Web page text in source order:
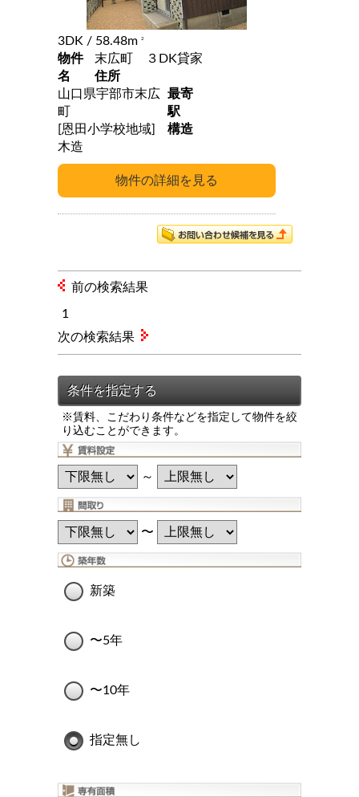
3DK / 58.48m 2
物件
名
末広町 ３DK貸家
住所
山口県宇部市末広
町
最寄
駅
[恩田小学校地域]
構造
木造
前の検索結果
1
※賃料、こだわり条件などを指定して物件を絞
り込むことができます。
～
〜
新築
〜5年
〜10年
指定無し